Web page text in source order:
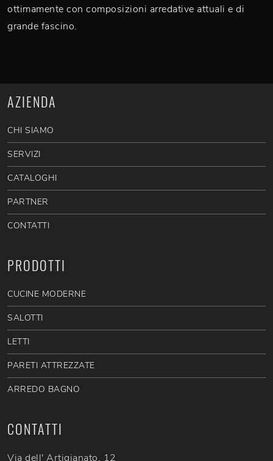
ottimamente con composizioni arredative attuali e di
grande fascino.
AZIENDA
CHI SIAMO
SERVIZI
CATALOGHI
PARTNER
CONTATTI
PRODOTTI
CUCINE MODERNE
SALOTTI
LETTI
PARETI ATTREZZATE
ARREDO BAGNO
CONTATTI
Via dell' Artigianato, 12